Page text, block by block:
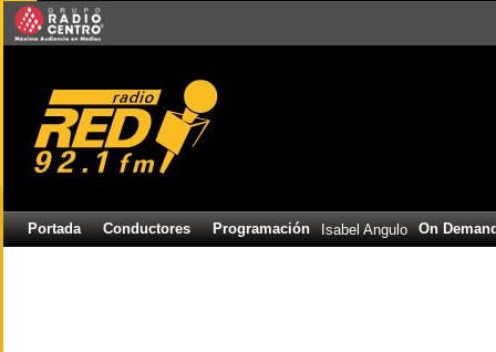
Portada Conductores Programación Isabel Angulo On